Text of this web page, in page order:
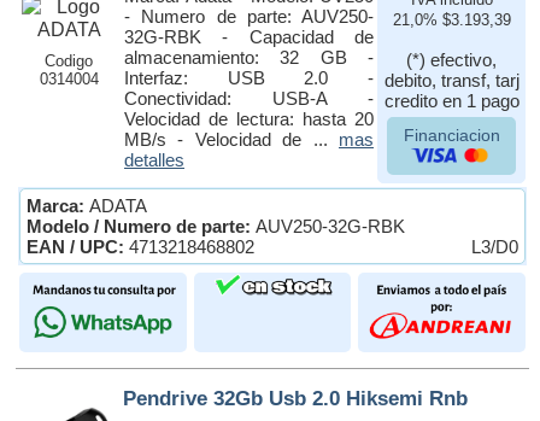
Codigo
0314004
- Numero de parte: AUV250-
32G-RBK - Capacidad de
almacenamiento: 32 GB -
Interfaz: USB 2.0 -
Conectividad: USB-A -
Velocidad de lectura: hasta 20
MB/s - Velocidad de ... mas
detalles
21,0% $3.193,39
(*) efectivo,
debito, transf, tarj
credito en 1 pago
Financiacion
Marca: ADATA
Modelo / Numero de parte: AUV250-32G-RBK
EAN / UPC: 4713218468802 L3/D0
Pendrive 32Gb Usb 2.0 Hiksemi Rnb